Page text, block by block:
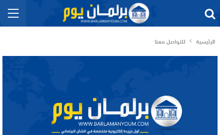
الرئيسية للتواصل معنا